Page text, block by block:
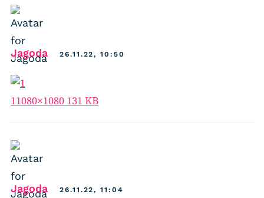
Jagoda says:
26.11.22, 10:50
11080×1080 131 KB
Jagoda says:
26.11.22, 11:04